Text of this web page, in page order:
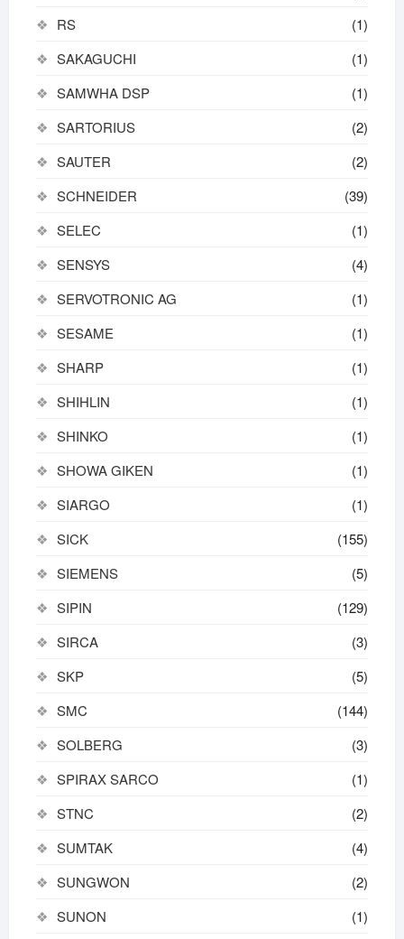
RS
(1)
SAKAGUCHI
(1)
SAMWHA DSP
(1)
SARTORIUS
(2)
SAUTER
(2)
SCHNEIDER
(39)
SELEC
(1)
SENSYS
(4)
SERVOTRONIC AG
(1)
SESAME
(1)
SHARP
(1)
SHIHLIN
(1)
SHINKO
(1)
SHOWA GIKEN
(1)
SIARGO
(1)
SICK
(155)
SIEMENS
(5)
SIPIN
(129)
SIRCA
(3)
SKP
(5)
SMC
(144)
SOLBERG
(3)
SPIRAX SARCO
(1)
STNC
(2)
SUMTAK
(4)
SUNGWON
(2)
SUNON
(1)